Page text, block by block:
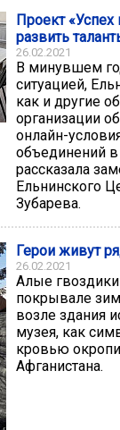
Проект
развить
26.02.2021
В минувшем
ситуацией,
как и другие
организации
онлайн-
объединений
рассказала
Ельнинского
Зубарева.
Герои живут
26.02.2021
Алые
покрывале
возле здания
музея, как
кровью
Афганистана.